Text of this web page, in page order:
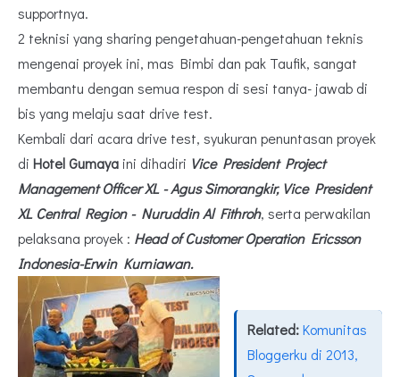
supportnya.
2 teknisi yang sharing pengetahuan-pengetahuan teknis
mengenai proyek ini, mas Bimbi dan pak Taufik, sangat
membantu dengan semua respon di sesi tanya- jawab di
bis yang melaju saat drive test.
Kembali dari acara drive test, syukuran penuntasan proyek
di Hotel Gumaya ini dihadiri Vice President Project
Management Officer XL - Agus Simorangkir, Vice President
XL Central Region - Nuruddin Al Fithroh, serta perwakilan
pelaksana proyek : Head of Customer Operation Ericsson
Indonesia-Erwin Kurniawan.
Related:Komunitas
Bloggerku di 2013,